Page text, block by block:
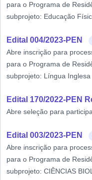
para o Programa de
subprojeto: Educação
Edital 004/2023-PEN
Abre inscrição para
para o Programa de
subprojeto: Língua Inglesa
Edital 170/2022-PEN
Abre seleção para
Edital 003/2023-PEN
Abre inscrição para
para o Programa de
subprojeto: CIÊNCIAS